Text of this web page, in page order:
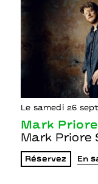
Le samedi 26
Mark
Mark Priore
Réservez En